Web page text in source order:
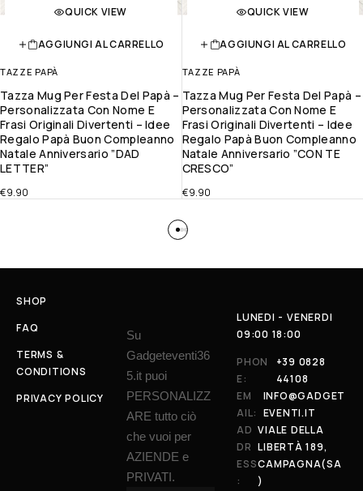
QUICK VIEW
AGGIUNGI AL CARRELLO
TAZZE PAPÀ
Tazza Mug Per Festa Del Papà –
Personalizzata Con Nome E
Frasi Originali Divertenti – Idee
Regalo Papà Buon Compleanno
Natale Anniversario ”DAD
LETTER”
€9.90
QUICK VIEW
AGGIUNGI AL CARRELLO
TAZZE PAPÀ
Tazza Mug Per Festa Del Papà –
Personalizzata Con Nome E
Frasi Originali Divertenti – Idee
Regalo Papà Buon Compleanno
Natale Anniversario ”CON TE
CRESCO”
€9.90
SHOP
FAQ
TERMS &
CONDITIONS
PRIVACY POLICY
Su
Gadgeteventi36
5.it puoi
PERSONALIZZ
ARE tutto ciò
che vuoi per
AZIENDE e
PRIVATI.
LUNEDI - VENERDI
09:00 18:00
PHON
E:
+39 0828
44108
EM
AIL:
INFO@GADGET
EVENTI.IT
AD
DR
ESS
:
VIALE DELLA
LIBERTÀ 189,
CAMPAGNA(SA
)